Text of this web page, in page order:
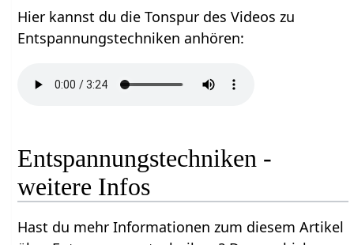
Hier kannst du die Tonspur des Videos zu
Entspannungstechniken anhören:
Entspannungstechniken -
weitere Infos
Hast du mehr Informationen zum diesem Artikel